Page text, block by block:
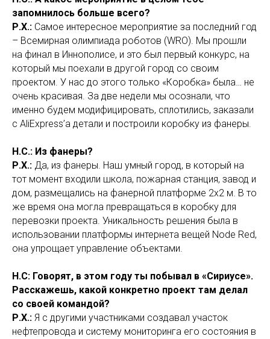
запомнилось больше всего?
Р.Х.: Самое интересное мероприятие за последний год
– Всемирная олимпиада роботов (WRO). Мы прошли
на финал в Иннополисе, и это был первый конкурс, на
который мы поехали в другой город со своим
проектом. У нас до этого только «Коробка» была… не
очень красивая. За две недели мы осознали, что
именно будем модифицировать, сплотились, заказали
с AliExpress’а детали и построили коробку из фанеры.
Н.С.: Из фанеры?
Р.Х.: Да, из фанеры. Наш умный город, в который на
тот момент входили школа, пожарная станция, завод и
дом, размещались на фанерной платформе 2х2 м. В то
же время она могла превращаться в коробку для
перевозки проекта. Уникальность решения была в
использовании платформы интернета вещей Node Red,
она упрощает управление объектами.
Н.С: Говорят, в этом году ты побывал в «Сириусе».
Расскажешь, какой конкретно проект там делал
со своей командой?
Р.Х.: Я с другими участниками создавал участок
нефтепровода и систему мониторинга его состояния в